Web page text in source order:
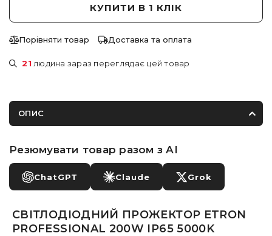
КУПИТИ В 1 КЛІК
Порівняти товар Доставка та оплата
21 людина зараз переглядає цей товар
ОПИС
Резюмувати товар разом з AI
ChatGPT Claude Grok
СВІТЛОДІОДНИЙ ПРОЖЕКТОР ETRON
PROFESSIONAL 200W IP65 5000K